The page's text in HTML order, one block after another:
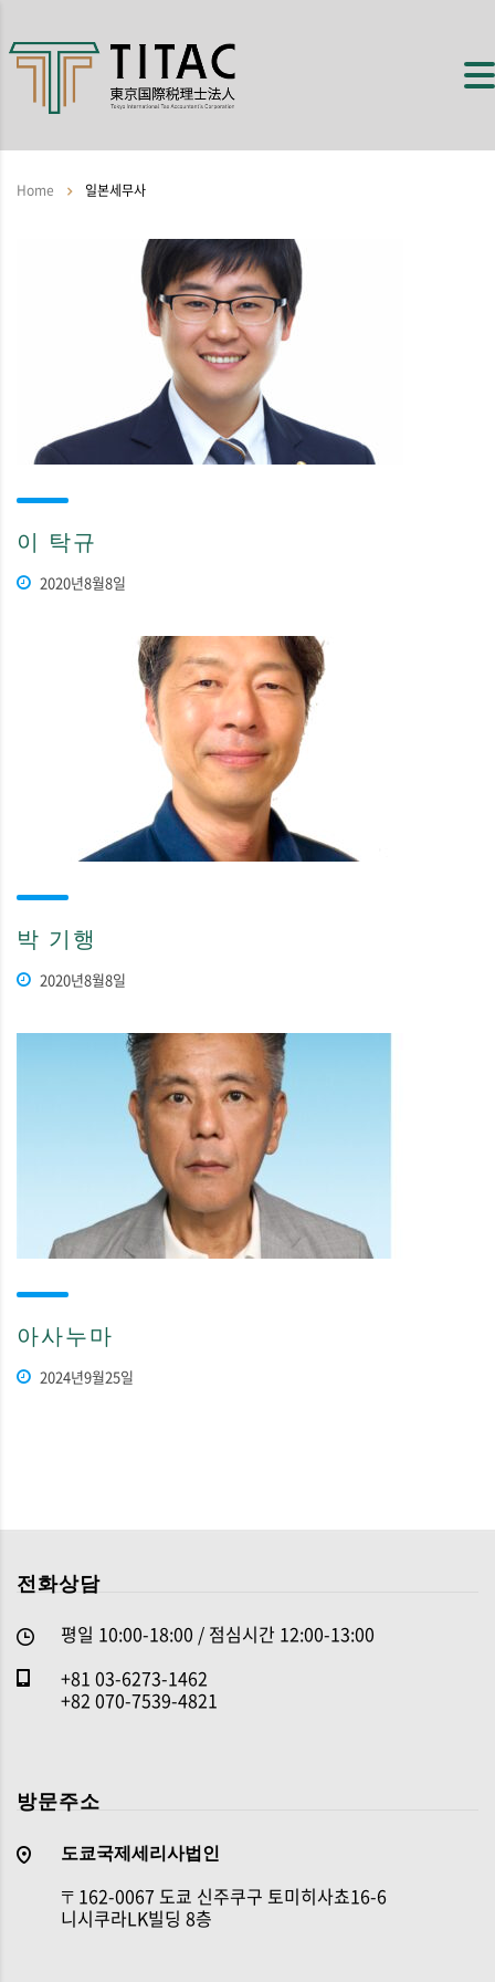
Home 일본세무사
이 탁규
2020년8월8일
박 기행
2020년8월8일
아사누마
2024년9월25일
전화상담
평일 10:00-18:00 / 점심시간 12:00-13:00
+81 03-6273-1462
+82 070-7539-4821
방문주소
도쿄국제세리사법인
〒162-0067 도쿄 신주쿠구 토미히사쵸16-6
니시쿠라LK빌딩 8층